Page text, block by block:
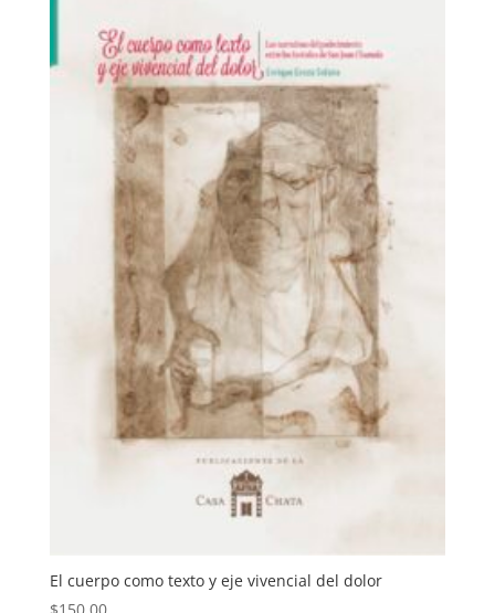
El cuerpo como texto y eje vivencial del dolor
$150.00